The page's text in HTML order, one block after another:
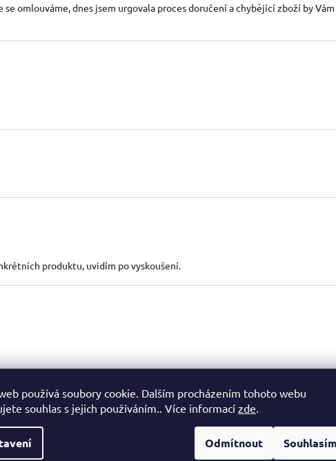
používá soubory cookie. Dalším procházením tohoto webu
souhlas s jejich používáním.. Více informací zde
Odmítnout Souhlasím
omlouváme, dnes jsem urgovala proces doručení a chybějící zboží by
produktu, uvidím po vyskoušení.